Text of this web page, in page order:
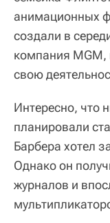
анимационных
создали в
компания MGM,
свою
Интересно, что
планировали
Барбера хотел
Однако он
журналов и